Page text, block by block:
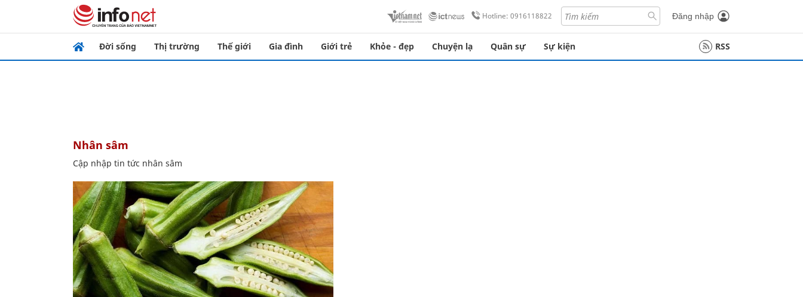
Hotline: 0916118822 Đăng nhập
Đời sống Thị trường Thế giới Gia đình Giới trẻ Khỏe - đẹp Chuyện lạ Quân sự Sự kiện RSS
nhân sâm
Cập nhập tin tức nhân sâm